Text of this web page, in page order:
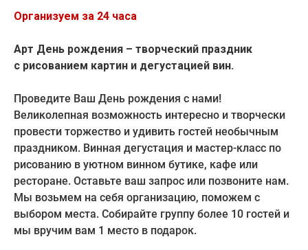
Организуем за 24 часа
Арт День рождения – творческий праздник
с рисованием картин и дегустацией вин.
Проведите Ваш День рождения с нами!
Великолепная возможность интересно и творчески
провести торжество и удивить гостей необычным
праздником. Винная дегустация и мастер-класс по
рисованию в уютном винном бутике, кафе или
ресторане. Оставьте ваш запрос или позвоните нам.
Мы возьмем на себя организацию, поможем с
выбором места. Собирайте группу более 10 гостей и
мы вручим вам 1 место в подарок.